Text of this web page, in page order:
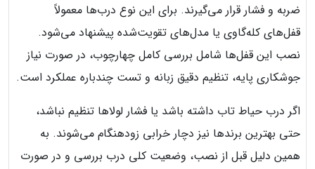
ضربه و فشار قرار می‌گیرند. برای این نوع درب‌ها معمولاً
قفل‌های کله‌گاوی یا مدل‌های تقویت‌شده پیشنهاد می‌شود.
نصب این قفل‌ها شامل بررسی کامل چهارچوب، در صورت نیاز
جوشکاری پایه، تنظیم دقیق زبانه و تست چندباره عملکرد است.
اگر درب حیاط تاب داشته باشد یا فشار لولاها تنظیم نباشد،
حتی بهترین برندها نیز دچار خرابی زودهنگام می‌شوند. به
همین دلیل قبل از نصب، وضعیت کلی درب بررسی و در صورت